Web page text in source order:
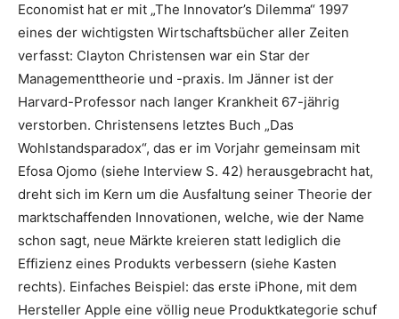
Economist hat er mit „The Innovator’s Dilemma“ 1997
eines der wichtigsten Wirtschaftsbücher aller Zeiten
verfasst: Clayton Christensen war ein Star der
Managementtheorie und -praxis. Im Jänner ist der
Harvard-Professor nach langer Krankheit 67-jährig
verstorben. Christensens letztes Buch „Das
Wohlstandsparadox“, das er im Vorjahr gemeinsam mit
Efosa Ojomo (siehe Interview S. 42) herausgebracht hat,
dreht sich im Kern um die Ausfaltung seiner Theorie der
marktschaffenden Innovationen, welche, wie der Name
schon sagt, neue Märkte kreieren statt lediglich die
Effizienz eines Produkts verbessern (siehe Kasten
rechts). Einfaches Beispiel: das erste iPhone, mit dem
Hersteller Apple eine völlig neue Produktkategorie schuf